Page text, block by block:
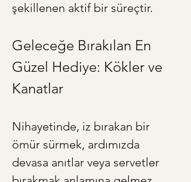
şekillenen aktif bir süreçtir.
Geleceğe Bırakılan En
Güzel Hediye: Kökler ve
Kanatlar
Nihayetinde, iz bırakan bir
ömür sürmek, ardımızda
devasa anıtlar veya servetler